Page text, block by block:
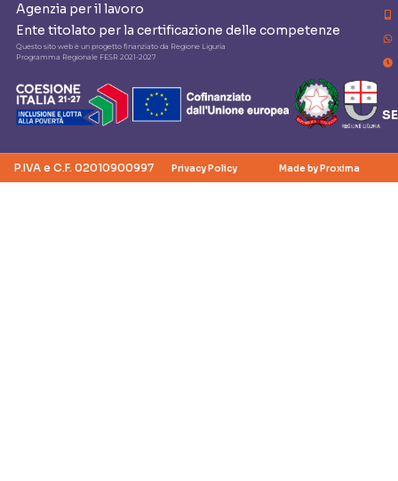
Agenzia per il lavoro
Ente titolato per la certificazione delle competenze
Questo sito web è un progetto finanziato da Regione Liguria
Programma Regionale FESR 2021-2027
P.IVA e C.F. 02010900997 Privacy Policy Made by Proxima